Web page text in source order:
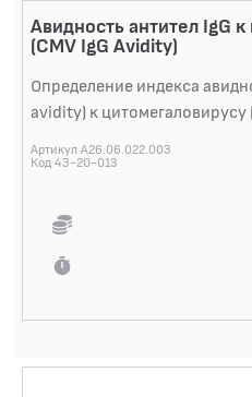
АЛЛЕРГОЛОГИЧЕСКИЕ
СПЕЦИАЛИЗИРОВАННЫЕ
БАКТЕРИОЛОГИЧЕСКИЕ
БИОХИМИЧЕСКИЕ
БИОЛОГИЧЕСКИХ
ПЦР-ДИАГНОСТИКА
Авидность антител IgG
(CMV IgG Avidity)
Определение индекса
avidity) к
Артикул A26.06.022.003
Код 43-20-013